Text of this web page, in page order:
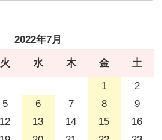
2022年7月
火 水 木 金
土
1
2
5 6 7 8
9
12 13 14 15
16